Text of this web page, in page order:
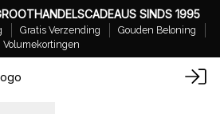
SINDS 1995
Gratis Verzending
Gouden Beloning
Volumekortingen